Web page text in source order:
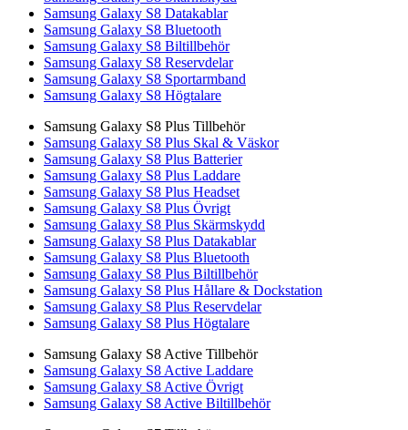
Samsung Galaxy S8 Datakablar
Samsung Galaxy S8 Bluetooth
Samsung Galaxy S8 Biltillbehör
Samsung Galaxy S8 Reservdelar
Samsung Galaxy S8 Sportarmband
Samsung Galaxy S8 Högtalare
Samsung Galaxy S8 Plus Tillbehör
Samsung Galaxy S8 Plus Skal & Väskor
Samsung Galaxy S8 Plus Batterier
Samsung Galaxy S8 Plus Laddare
Samsung Galaxy S8 Plus Headset
Samsung Galaxy S8 Plus Övrigt
Samsung Galaxy S8 Plus Skärmskydd
Samsung Galaxy S8 Plus Datakablar
Samsung Galaxy S8 Plus Bluetooth
Samsung Galaxy S8 Plus Biltillbehör
Samsung Galaxy S8 Plus Hållare & Dockstation
Samsung Galaxy S8 Plus Reservdelar
Samsung Galaxy S8 Plus Högtalare
Samsung Galaxy S8 Active Tillbehör
Samsung Galaxy S8 Active Laddare
Samsung Galaxy S8 Active Övrigt
Samsung Galaxy S8 Active Biltillbehör